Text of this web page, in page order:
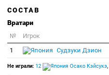
СОСТАВ
Вратари
№ Игрок
1
Судзуки Дзион
Не играли: 12 Осако Кэйсукэ,